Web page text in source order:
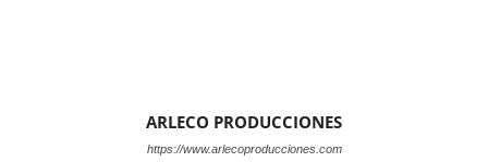
ARLECO PRODUCCIONES
https://www.arlecoproducciones.com